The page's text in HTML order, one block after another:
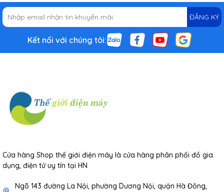
Thiết kế núm vặn với màn hình OLED hiện đại trênbếp điện
từsẽ giúp hiển thị rõ ràng mức nhiệt được chọn để bạn có thể
dễ dàng theo dõi một cách trực quan hơn trong quá trình nấu
nướng.
ĐĂNG KÝ
Kết nối với chúng tôi:
Cửa hàng Shop thế giới điện máy là cửa hàng phân phối đồ gia
dụng, điện tử uy tín tại HN
Ngõ 143 đường La Nội, phường Dương Nội, quận Hà Đông,